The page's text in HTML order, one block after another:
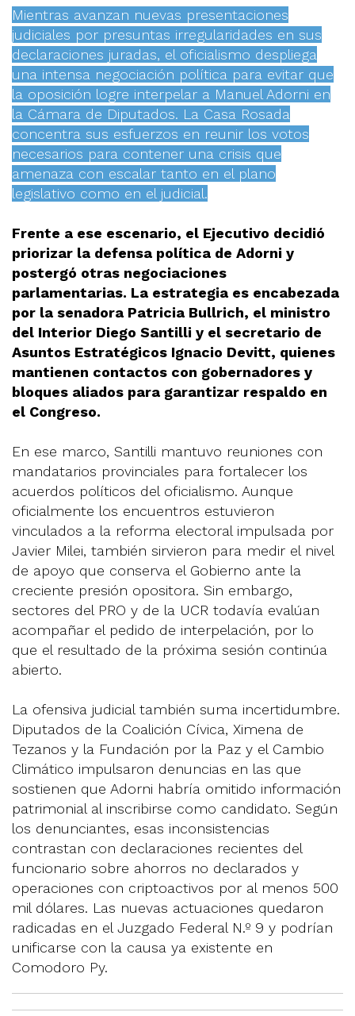
Mientras avanzan nuevas presentaciones
judiciales por presuntas irregularidades en sus
declaraciones juradas, el oficialismo despliega
una intensa negociación política para evitar que
la oposición logre interpelar a Manuel Adorni en
la Cámara de Diputados. La Casa Rosada
concentra sus esfuerzos en reunir los votos
necesarios para contener una crisis que
amenaza con escalar tanto en el plano
legislativo como en el judicial.
Frente a ese escenario, el Ejecutivo decidió
priorizar la defensa política de Adorni y
postergó otras negociaciones
parlamentarias. La estrategia es encabezada
por la senadora Patricia Bullrich, el ministro
del Interior Diego Santilli y el secretario de
Asuntos Estratégicos Ignacio Devitt, quienes
mantienen contactos con gobernadores y
bloques aliados para garantizar respaldo en
el Congreso.
En ese marco, Santilli mantuvo reuniones con
mandatarios provinciales para fortalecer los
acuerdos políticos del oficialismo. Aunque
oficialmente los encuentros estuvieron
vinculados a la reforma electoral impulsada por
Javier Milei, también sirvieron para medir el nivel
de apoyo que conserva el Gobierno ante la
creciente presión opositora. Sin embargo,
sectores del PRO y de la UCR todavía evalúan
acompañar el pedido de interpelación, por lo
que el resultado de la próxima sesión continúa
abierto.
La ofensiva judicial también suma incertidumbre.
Diputados de la Coalición Cívica, Ximena de
Tezanos y la Fundación por la Paz y el Cambio
Climático impulsaron denuncias en las que
sostienen que Adorni habría omitido información
patrimonial al inscribirse como candidato. Según
los denunciantes, esas inconsistencias
contrastan con declaraciones recientes del
funcionario sobre ahorros no declarados y
operaciones con criptoactivos por al menos 500
mil dólares. Las nuevas actuaciones quedaron
radicadas en el Juzgado Federal N.º 9 y podrían
unificarse con la causa ya existente en
Comodoro Py.